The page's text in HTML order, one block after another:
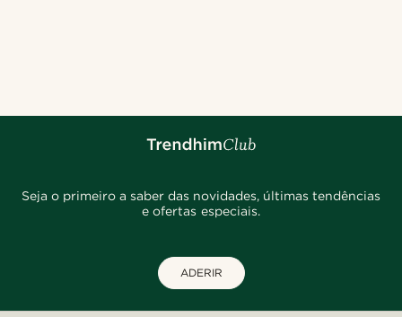
Seja o primeiro a saber das novidades, últimas tendências
e ofertas especiais.
ADERIR